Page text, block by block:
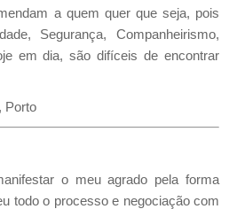
a quem quer que seja, pois
Segurança, Companheirismo,
em dia, são difíceis de encontrar
Porto
o meu agrado pela forma
todo o processo e negociação com